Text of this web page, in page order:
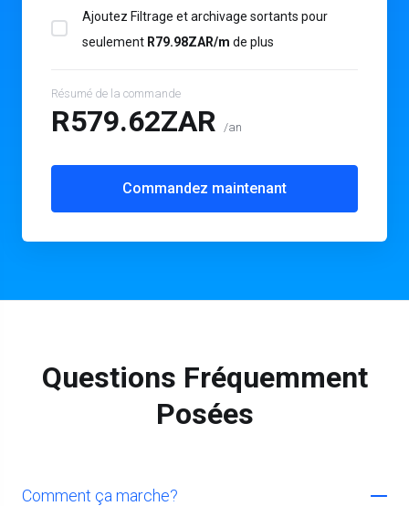
Ajoutez Filtrage et archivage sortants pour
seulement R79.98ZAR/m de plus
Résumé de la commande
R579.62ZAR /an
Commandez maintenant
Questions Fréquemment
Posées
Comment ça marche?